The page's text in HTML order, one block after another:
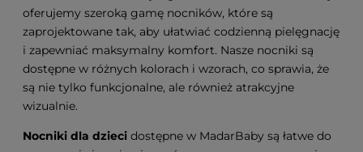
oferujemy szeroką gamę nocników, które są
zaprojektowane tak, aby ułatwiać codzienną pielęgnację
i zapewniać maksymalny komfort. Nasze nocniki są
dostępne w różnych kolorach i wzorach, co sprawia, że
są nie tylko funkcjonalne, ale również atrakcyjne
wizualnie.
Nocniki dla dzieci dostępne w MadarBaby są łatwe do